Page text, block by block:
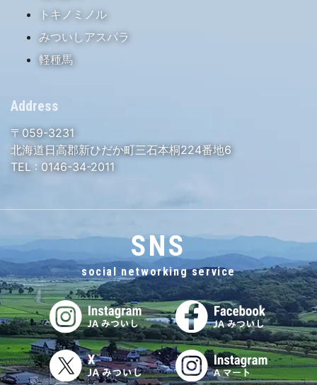
トキノミノル
みついしアスパラ
軽種馬
Address
〒059-3231
北海道日高郡新ひだか町三石本桐224番地6
TEL : 0146-34-2011
SNS
social networking service